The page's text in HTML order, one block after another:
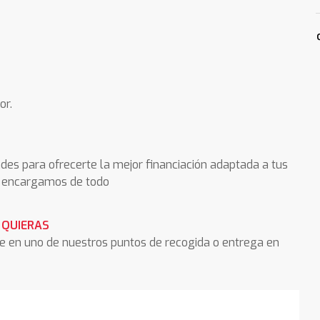
para ofrecerte la mejor financiación adaptada a tus
de todo
uno de nuestros puntos de recogida o entrega en